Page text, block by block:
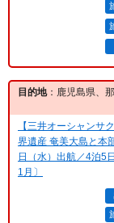
目的地：鹿児島県、
【三井オーシャンサ
界遺産 奄美大島と本
日（水）出航／4泊5
1月〕